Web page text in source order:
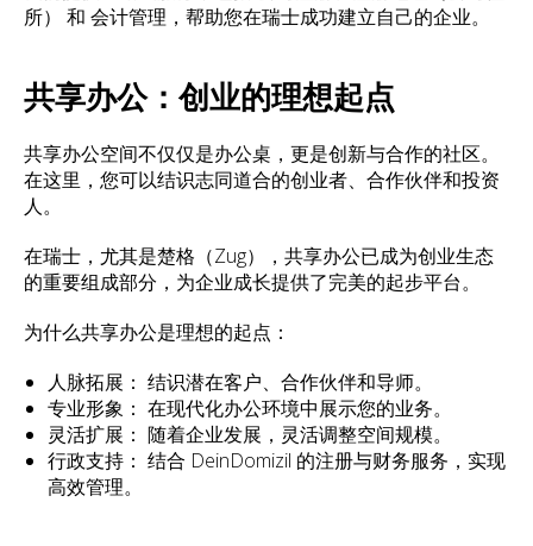
所） 和 会计管理，帮助您在瑞士成功建立自己的企业。
共享办公：创业的理想起点
共享办公空间不仅仅是办公桌，更是创新与合作的社区。
在这里，您可以结识志同道合的创业者、合作伙伴和投资
人。
在瑞士，尤其是楚格（Zug），共享办公已成为创业生态
的重要组成部分，为企业成长提供了完美的起步平台。
为什么共享办公是理想的起点：
人脉拓展： 结识潜在客户、合作伙伴和导师。
专业形象： 在现代化办公环境中展示您的业务。
灵活扩展： 随着企业发展，灵活调整空间规模。
行政支持： 结合 DeinDomizil 的注册与财务服务，实现
高效管理。